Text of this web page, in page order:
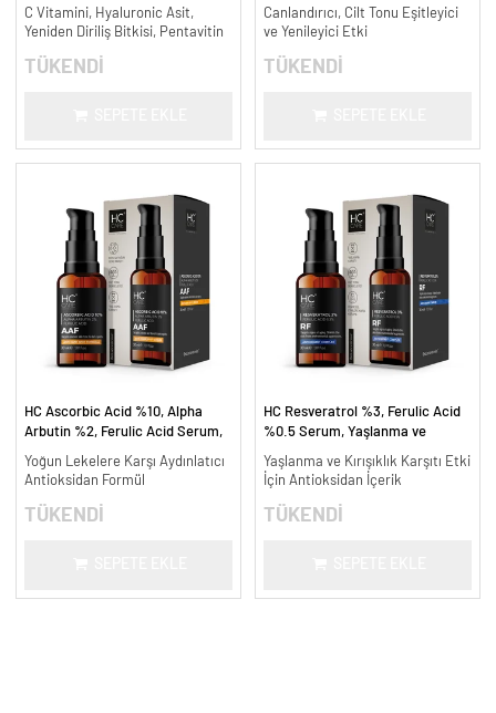
C Vitamini, Hyaluronic Asit,
Yeniden Diriliş Bitkisi, Pentavitin
TÜKENDİ
Canlandırıcı, Cilt Tonu Eşitleyici
ve Yenileyici Etki
TÜKENDİ
HC Ascorbic Acid %10, Alpha
Arbutin %2, Ferulic Acid Serum,
ml.
Yoğun Lekelere Karşı Aydınlatıcı
Antioksidan Formül
TÜKENDİ
HC Resveratrol %3, Ferulic Acid
%0.5 Serum, Yaşlanma ve
Yaşlanma ve Kırışıklık Karşıtı Etki
İçin Antioksidan İçerik
TÜKENDİ